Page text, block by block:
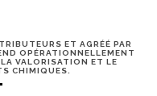
ET AGRÉÉ PAR
OPÉRATIONNELLEMENT
VALORISATION ET LE
CHIMIQUES.